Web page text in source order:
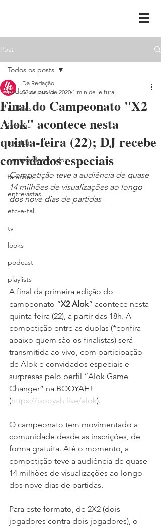
Post
Todos os posts
realities
ih,miga
música
carnavaldesalvador
famosos
entrevistas
etc-e-tal
tv
looks
podcast
playlists
Todos os posts
Final do Campeonato "X2
Alok" acontece nesta
quinta-feira (22); DJ recebe
convidados especiais
Da Redação
22 de out. de 2020 1 min de leitura
Competição teve a audiência de quase
14 milhões de visualizações ao longo
dos nove dias de partidas
A final da primeira edição do
campeonato “X2 Alok” acontece nesta
quinta-feira (22), a partir das 18h. A
competição entre as duplas (*confira
abaixo quem são os finalistas) será
transmitida ao vivo, com participação
de Alok e convidados especiais e
surpresas pelo perfil “Alok Game
Changer” na BOOYAH!
(https://booyah.live/alok).
O campeonato tem movimentado a
comunidade desde as inscrições, de
forma gratuita. Até o momento, a
competição teve a audiência de quase
14 milhões de visualizações ao longo
dos nove dias de partidas.
Para este formato, de 2X2 (dois
jogadores contra dois jogadores), o